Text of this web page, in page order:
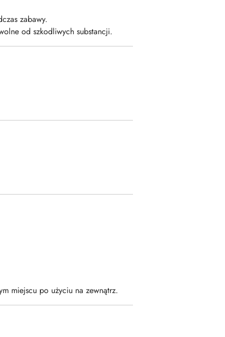
zabawy.
od szkodliwych substancji.
miejscu po użyciu na zewnątrz.